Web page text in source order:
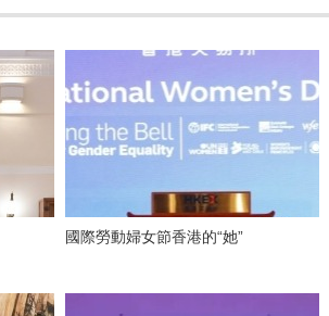
國際勞動婦女節香港的“她”